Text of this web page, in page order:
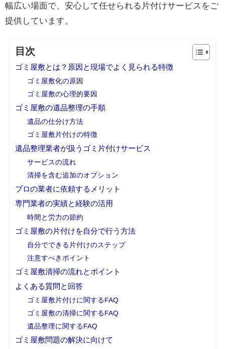
幅広い場面で、安心して任せられる片付けサービスをご
提供しています。
目次
ゴミ屋敷とは？原因と現場でよく見られる特徴
ゴミ屋敷化の原因
ゴミ屋敷の心理的要因
ゴミ屋敷の遺品整理の手順
遺品の仕分け方法
ゴミ屋敷片付けの特徴
遺品整理業者が扱うゴミ片付けサービス
サービスの流れ
清掃を含む追加のオプション
プロの業者に依頼するメリット
専門業者の実績と経験の活用
時間と労力の節約
ゴミ屋敷の片付けを自分で行う方法
自分でできる片付けのステップ
注意すべきポイント
ゴミ屋敷清掃の流れとポイント
よくある質問と回答
ゴミ屋敷片付けに関するFAQ
ゴミ屋敷の清掃に関するFAQ
遺品整理に関するFAQ
ゴミ屋敷問題の解決に向けて